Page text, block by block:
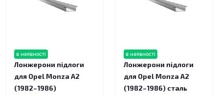
в наявності
Лонжерони підлоги
для Opel Monza A2
(1982–1986)
в наявності
Лонжерони підлоги
для Opel Monza A2
(1982–1986) сталь